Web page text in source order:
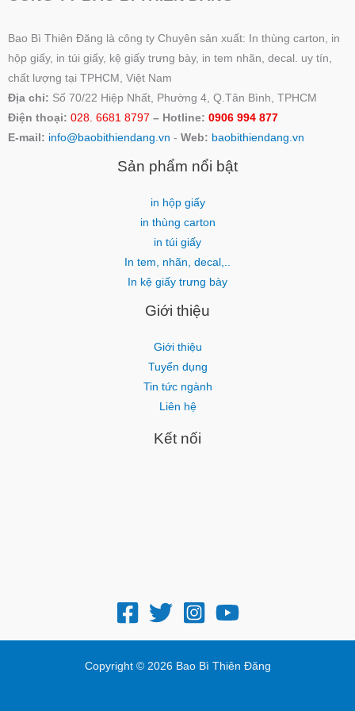
Bao Bì Thiên Đăng là công ty Chuyên sản xuất: In thùng carton, in
hộp giấy, in túi giấy, kệ giấy trưng bày, in tem nhãn, decal. uy tín,
chất lượng tại TPHCM, Việt Nam
Địa chỉ: Số 70/22 Hiệp Nhất, Phường 4, Q.Tân Bình, TPHCM
Điện thoại: 028. 6681 8797 – Hotline: 0906 994 877
E-mail: info@baobithiendang.vn - Web: baobithiendang.vn
Sản phẩm nổi bật
in hộp giấy
in thùng carton
in túi giấy
In tem, nhãn, decal,..
In kệ giấy trưng bày
Giới thiệu
Giới thiệu
Tuyển dụng
Tin tức ngành
Liên hệ
Kết nối
Copyright © 2026 Bao Bì Thiên Đăng